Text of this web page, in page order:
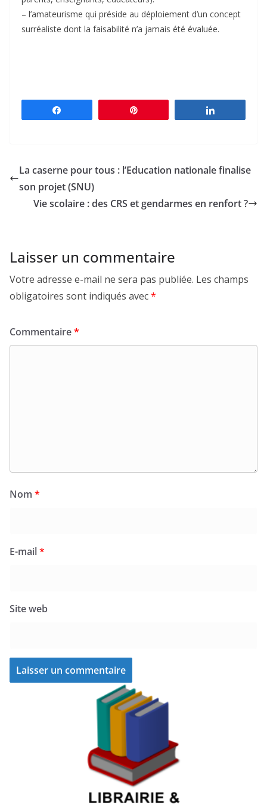
– l’amateurisme qui préside au déploiement d’un concept
surréaliste dont la faisabilité n’a jamais été évaluée.
La caserne pour tous : l’Education nationale finalise
son projet (SNU)
Vie scolaire : des CRS et gendarmes en renfort ?
Laisser un commentaire
Votre adresse e-mail ne sera pas publiée. Les champs
obligatoires sont indiqués avec*
Commentaire*
Nom *
E-mail*
Site web